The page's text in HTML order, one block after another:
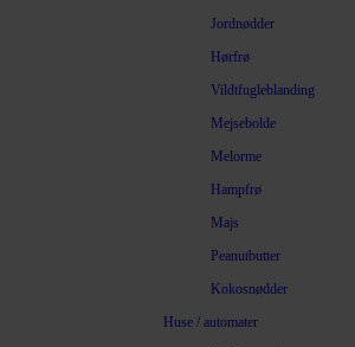
Jordnødder
Hørfrø
Vildtfugleblanding
Mejsebolde
Melorme
Hampfrø
Majs
Peanutbutter
Kokosnødder
Huse / automater